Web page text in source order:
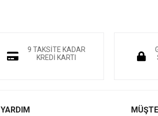
9 TAKSİTE KADAR
KREDİ KARTI
YARDIM